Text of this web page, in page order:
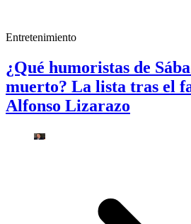
Entretenimiento
¿Qué humoristas de
muerto? La lista tras el
Alfonso Lizarazo